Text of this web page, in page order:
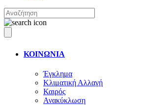
ΚΟΙΝΩΝΙΑ
Έγκλημα
Κλιματική Αλλαγή
Καιρός
Ανακύκλωση